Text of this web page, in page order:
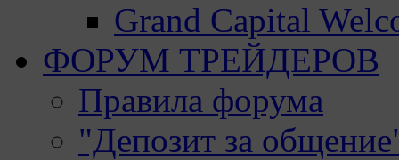
Grand Capital
ФОРУМ ТРЕЙДЕРОВ
Правила форума
"Депозит за